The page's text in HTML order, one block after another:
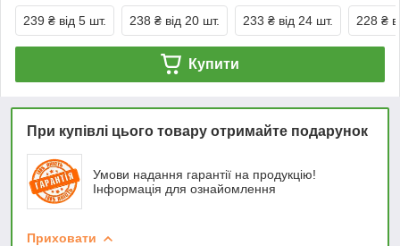
239 ₴ від 5 шт. 238 ₴ від 20 шт. 233 ₴ від 24 шт. 228 ₴
Купити
При купівлі цього товару отримайте подарунок
Умови надання гарантії на продукцію!
Інформація для ознайомлення
Приховати